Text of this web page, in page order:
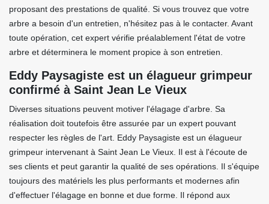
proposant des prestations de qualité. Si vous trouvez que votre
arbre a besoin d'un entretien, n'hésitez pas à le contacter. Avant
toute opération, cet expert vérifie préalablement l'état de votre
arbre et déterminera le moment propice à son entretien.
Eddy Paysagiste est un élagueur grimpeur
confirmé à Saint Jean Le Vieux
Diverses situations peuvent motiver l'élagage d'arbre. Sa
réalisation doit toutefois être assurée par un expert pouvant
respecter les règles de l'art. Eddy Paysagiste est un élagueur
grimpeur intervenant à Saint Jean Le Vieux. Il est à l'écoute de
ses clients et peut garantir la qualité de ses opérations. Il s'équipe
toujours des matériels les plus performants et modernes afin
d'effectuer l'élagage en bonne et due forme. Il répond aux